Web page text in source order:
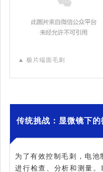
▲ 极片端面毛刺
传统挑战：显微镜下的
为了有效控制毛刺，电池
进行检查、分析和测量